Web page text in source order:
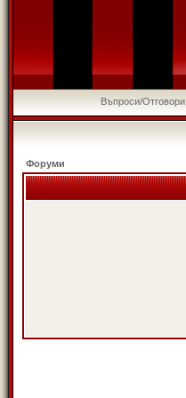
Въпроси/Отговори
Форуми